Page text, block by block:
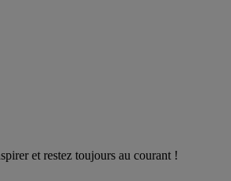
et restez toujours au courant !